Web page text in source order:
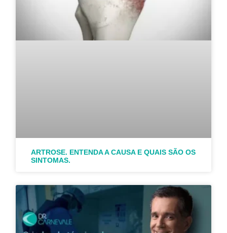
ARTROSE. ENTENDA A CAUSA E QUAIS SÃO OS
SINTOMAS.